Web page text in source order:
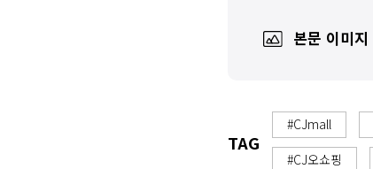
본문 이미지
TAG
#CJmall
#CJ오쇼핑